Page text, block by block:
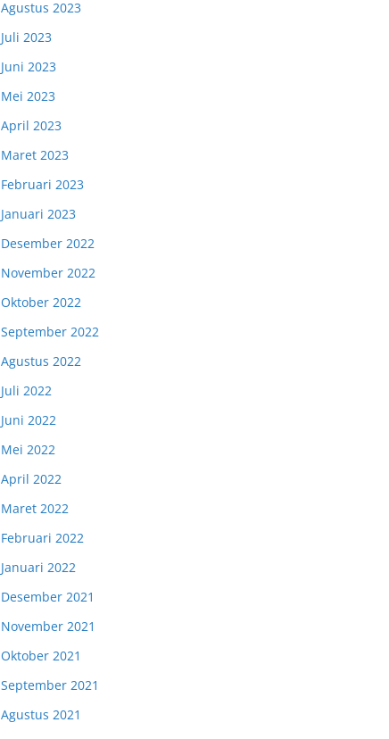
Agustus 2023
Juli 2023
Juni 2023
Mei 2023
April 2023
Maret 2023
Februari 2023
Januari 2023
Desember 2022
November 2022
Oktober 2022
September 2022
Agustus 2022
Juli 2022
Juni 2022
Mei 2022
April 2022
Maret 2022
Februari 2022
Januari 2022
Desember 2021
November 2021
Oktober 2021
September 2021
Agustus 2021